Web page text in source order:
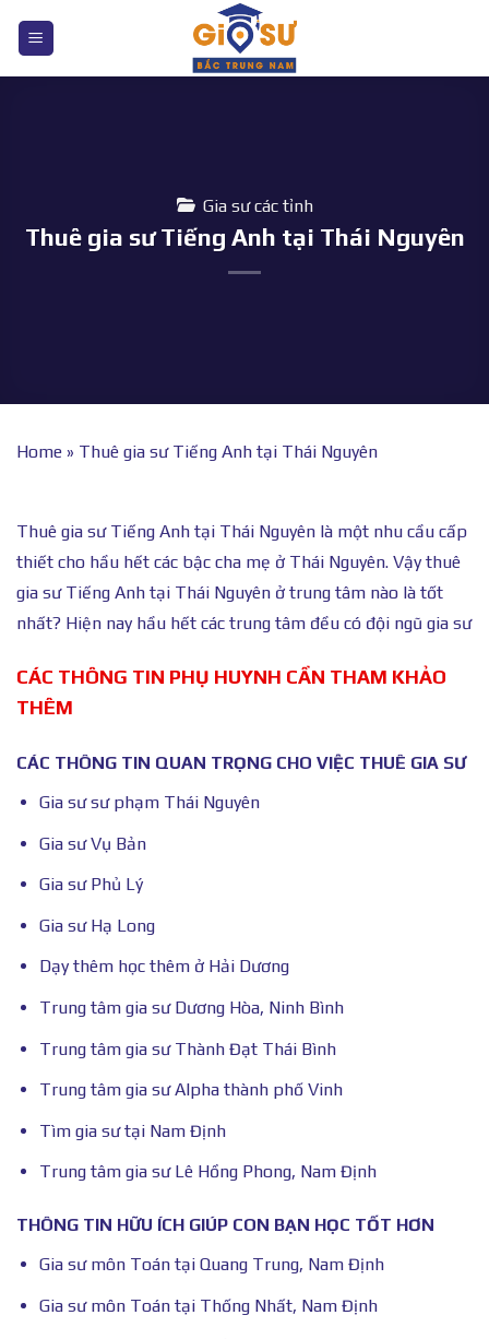
nội
Gia sư các tỉnh
Thuê gia sư Tiếng Anh tại Thái Nguyên
Home » Thuê gia sư Tiếng Anh tại Thái Nguyên
Thuê gia sư Tiếng Anh tại Thái Nguyên là một nhu cầu cấp
thiết cho hầu hết các bậc cha mẹ ở Thái Nguyên. Vậy thuê
gia sư Tiếng Anh tại Thái Nguyên ở trung tâm nào là tốt
nhất? Hiện nay hầu hết các trung tâm đều có đội ngũ gia sư
CÁC THÔNG TIN PHỤ HUYNH CẦN THAM KHẢO
THÊM
CÁC THÔNG TIN QUAN TRỌNG CHO VIỆC THUÊ GIA SƯ
Gia sư sư phạm Thái Nguyên
Gia sư Vụ Bản
Gia sư Phủ Lý
Gia sư Hạ Long
Dạy thêm học thêm ở Hải Dương
Trung tâm gia sư Dương Hòa, Ninh Bình
Trung tâm gia sư Thành Đạt Thái Bình
Trung tâm gia sư Alpha thành phố Vinh
Tìm gia sư tại Nam Định
Trung tâm gia sư Lê Hồng Phong, Nam Định
THÔNG TIN HỮU ÍCH GIÚP CON BẠN HỌC TỐT HƠN
Gia sư môn Toán tại Quang Trung, Nam Định
Gia sư môn Toán tại Thống Nhất, Nam Định